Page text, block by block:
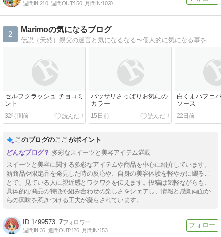
週間IN:210 週間OUT:150 月間IN:1020
2
Marimoの気になるブログ
伝説（天然）親父の迷言と気になるなる〜個人的に気になる事を書いています（＾ω＾）
セルフクラッシュ チョコミ
ント
32時間前
バッサリさっぱりお気にの
カラー
15日前
白くまパフェ
ソース
22日前
このブログのここがポイント
多彩なスイーツと美容アイテム満載
スイーツと美容に関する多彩なアイテムや商品を中心に紹介しています。
新商品や限定品を発見した時の反応や、自身の美容体験を軽やかに綴るこ
とで、見ている人に親近感とワクワクを伝えます。投稿は気軽ながらも、
具体的な商品の特徴や組み合わせの楽しさをシェアし、情報と感覚両面か
らの興味を惹きつける工夫が凝らされています。
1499573 7
週間IN:36 週間OUT:126 月間IN:153